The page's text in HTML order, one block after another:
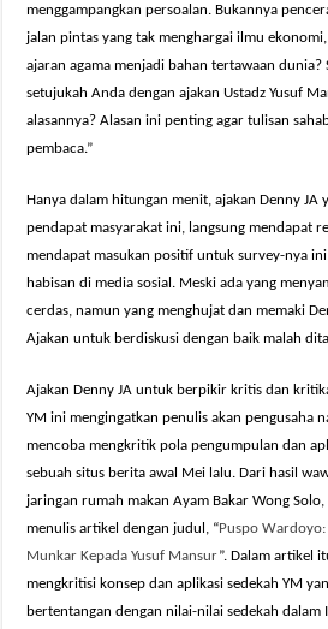
menggampangkan persoalan. Bukannya
jalan pintas yang tak menghargai ilmu
ajaran agama menjadi bahan tertawaan dunia?
setujukah Anda dengan ajakan Ustadz Yusuf
alasannya? Alasan ini penting agar tulisan
pembaca.”
Hanya dalam hitungan menit, ajakan Denny JA
pendapat masyarakat ini, langsung mendapat
mendapat masukan positif untuk survey-nya
habisan di media sosial. Meski ada yang
cerdas, namun yang menghujat dan memaki
Ajakan untuk berdiskusi dengan baik malah
Ajakan Denny JA untuk berpikir kritis dan
YM ini mengingatkan penulis akan pengusaha
mencoba mengkritik pola pengumpulan dan
sebuah situs berita awal Mei lalu. Dari hasil
jaringan rumah makan Ayam Bakar Wong
menulis artikel dengan judul, “Puspo
Munkar Kepada Yusuf Mansur”. Dalam artikel
mengkritisi konsep dan aplikasi sedekah YM
bertentangan dengan nilai-nilai sedekah dalam